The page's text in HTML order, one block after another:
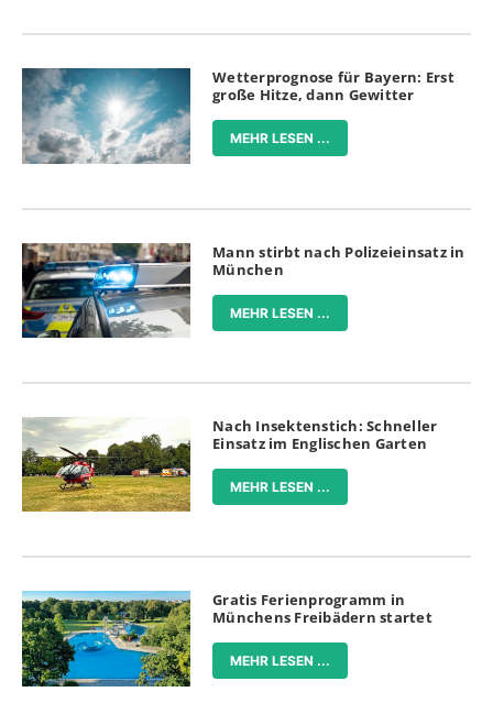
Wetterprognose für Bayern: Erst
große Hitze, dann Gewitter
MEHR LESEN ...
Mann stirbt nach Polizeieinsatz in
München
MEHR LESEN ...
Nach Insektenstich: Schneller
Einsatz im Englischen Garten
MEHR LESEN ...
Gratis Ferienprogramm in
Münchens Freibädern startet
MEHR LESEN ...